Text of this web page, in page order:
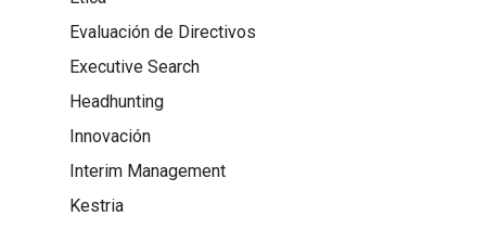
Evaluación de Directivos
Executive Search
Headhunting
Innovación
Interim Management
Kestria